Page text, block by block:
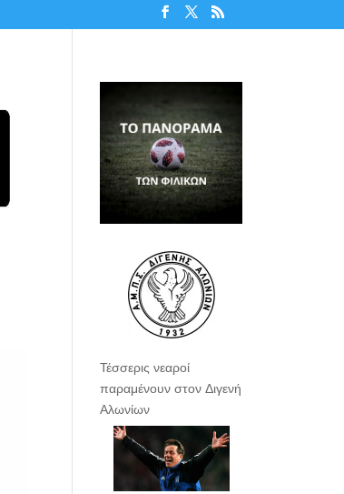
Τέσσερις νεαροί
παραμένουν στον Διγενή
Αλωνίων